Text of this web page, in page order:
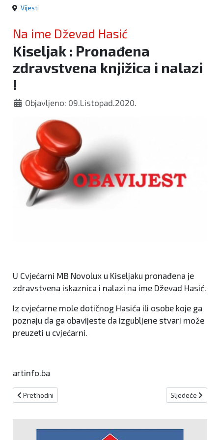
Vijesti
Na ime Dževad Hasić
Kiseljak : Pronađena
zdravstvena knjižica i nalazi
!
Objavljeno: 09.Listopad.2020.
U Cvjećarni MB Novolux u Kiseljaku pronađena je
zdravstvena iskaznica i nalazi na ime Dževad Hasić.
Iz cvjećarne mole dotičnog Hasića ili osobe koje ga
poznaju da ga obavijeste da izgubljene stvari može
preuzeti u cvjećarni.
artinfo.ba
Prethodni članak: Najavljene radarske kontrole za 10.10.2020.
Prethodni Sljedeći
Sljedeće